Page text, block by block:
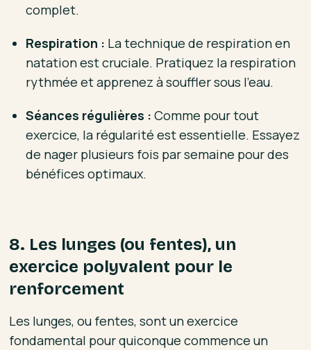
complet.
Respiration : La technique de respiration en
natation est cruciale. Pratiquez la respiration
rythmée et apprenez à souffler sous l'eau.
Séances régulières : Comme pour tout
exercice, la régularité est essentielle. Essayez
de nager plusieurs fois par semaine pour des
bénéfices optimaux.
8. Les lunges (ou fentes), un
exercice polyvalent pour le
renforcement
Les lunges, ou fentes, sont un exercice
fondamental pour quiconque commence un